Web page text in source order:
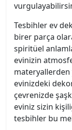
Tesbihler ev
birer parça
spiritüel
evinizin
materyallerden
evinizdeki
çevrenizde
eviniz sizin
tesbihler bu